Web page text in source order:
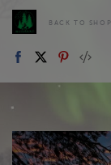
BACK TO SHOP